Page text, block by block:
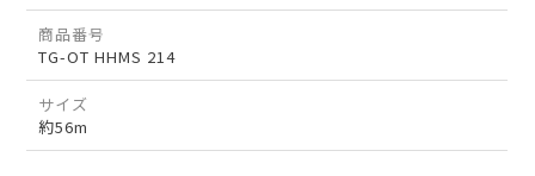
商品番号
TG-OT HHMS 214
サイズ
約56m